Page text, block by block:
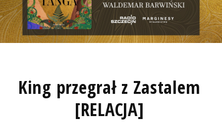
King przegrał z Zastalem
[RELACJA]